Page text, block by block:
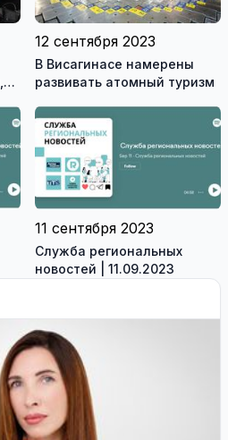
12 сентября 2023
В Висагинасе намерены
развивать атомный туризм
11 сентября 2023
Служба региональных
новостей | 11.09.2023